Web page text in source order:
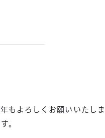
もよろしくお願いいたし
。